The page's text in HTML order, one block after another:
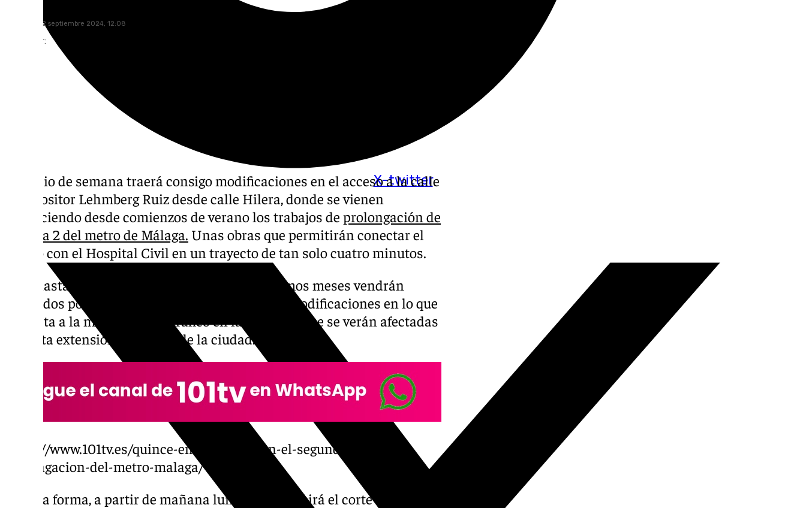
X-twitter
domingo, 22 septiembre 2024, 12:08
Compartir:
El inicio de semana traerá consigo modificaciones en el acceso a la calle
Compositor Lehmberg Ruiz desde calle Hilera, donde se vienen
produciendo desde comienzos de verano los trabajos de prolongación de
la línea 2 del metro de Málaga. Unas obras que permitirán conectar el
centro con el Hospital Civil en un trayecto de tan solo cuatro minutos.
Pero hasta que esto sea una realidad, los próximos meses vendrán
marcados por la puesta en marcha de diversas modificaciones en lo que
respecta a la movilidad y el tráfico en las arterias que se verán afectadas
por esta extensión del metro de la ciudad.
https://www.101tv.es/quince-empresas-pujan-el-segundo-tramo-de-
prolongacion-del-metro-malaga/
De esta forma, a partir de mañana lunes se producirá el corte del acceso